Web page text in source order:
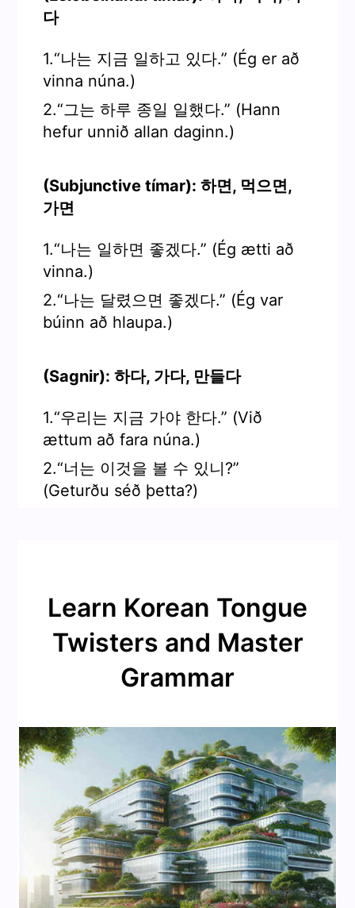
다
1.“나는 지금 일하고 있다.” (Ég er að
vinna núna.)
2.“그는 하루 종일 일했다.” (Hann
hefur unnið allan daginn.)
(Subjunctive tímar): 하면, 먹으면,
가면
1.“나는 일하면 좋겠다.” (Ég ætti að
vinna.)
2.“나는 달렸으면 좋겠다.” (Ég var
búinn að hlaupa.)
(Sagnir): 하다, 가다, 만들다
1.“우리는 지금 가야 한다.” (Við
ættum að fara núna.)
2.“너는 이것을 볼 수 있니?”
(Geturðu séð þetta?)
Learn Korean Tongue
Twisters and Master
Grammar